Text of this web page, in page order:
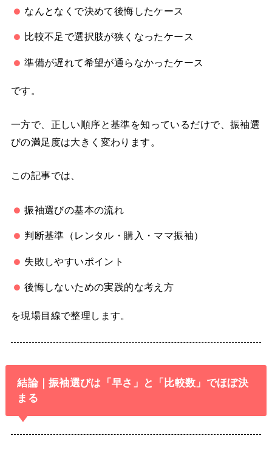
なんとなくで決めて後悔したケース
比較不足で選択肢が狭くなったケース
準備が遅れて希望が通らなかったケース
です。
一方で、正しい順序と基準を知っているだけで、振袖選
びの満足度は大きく変わります。
この記事では、
振袖選びの基本の流れ
判断基準（レンタル・購入・ママ振袖）
失敗しやすいポイント
後悔しないための実践的な考え方
を現場目線で整理します。
結論｜振袖選びは「早さ」と「比較数」でほぼ決
まる